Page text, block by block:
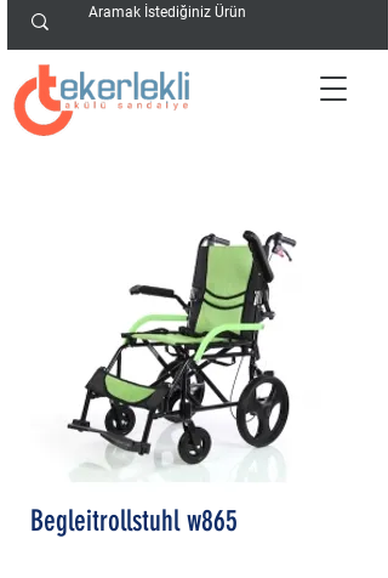
Begleitrollstuhl w865